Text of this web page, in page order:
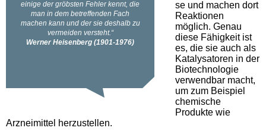
se und machen dort
Reaktionen
möglich. Genau
diese Fähigkeit ist
es, die sie auch als
Katalysatoren in der
Biotechnologie
verwendbar macht,
um zum Beispiel
chemische
Produkte wie
Arzneimittel herzustellen.